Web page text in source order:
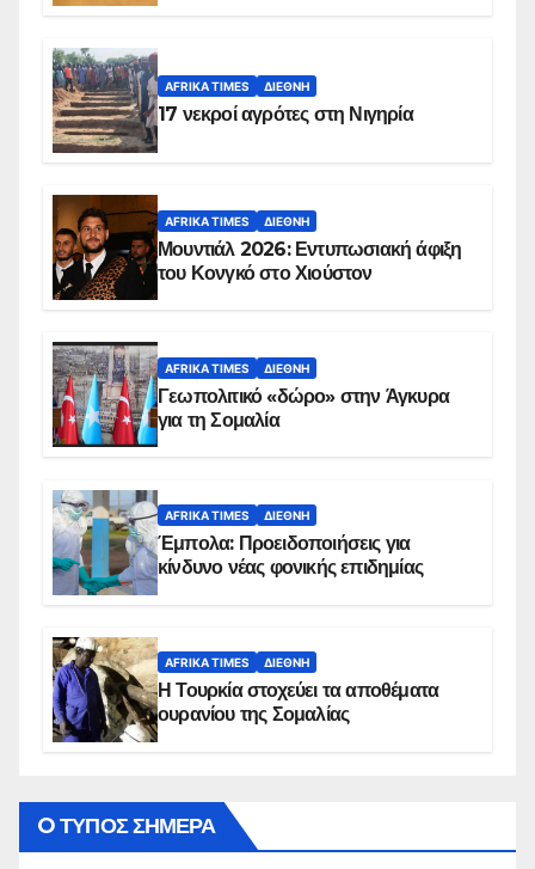
AFRIKA TIMES ΔΙΕΘΝΉ
17 νεκροί αγρότες στη Νιγηρία
AFRIKA TIMES ΔΙΕΘΝΉ
Μουντιάλ 2026: Εντυπωσιακή άφιξη
του Κονγκό στο Χιούστον
AFRIKA TIMES ΔΙΕΘΝΉ
Γεωπολιτικό «δώρο» στην Άγκυρα
για τη Σομαλία
AFRIKA TIMES ΔΙΕΘΝΉ
Έμπολα: Προειδοποιήσεις για
κίνδυνο νέας φονικής επιδημίας
AFRIKA TIMES ΔΙΕΘΝΉ
Η Τουρκία στοχεύει τα αποθέματα
ουρανίου της Σομαλίας
O ΤΥΠΟΣ ΣΗΜΕΡΑ